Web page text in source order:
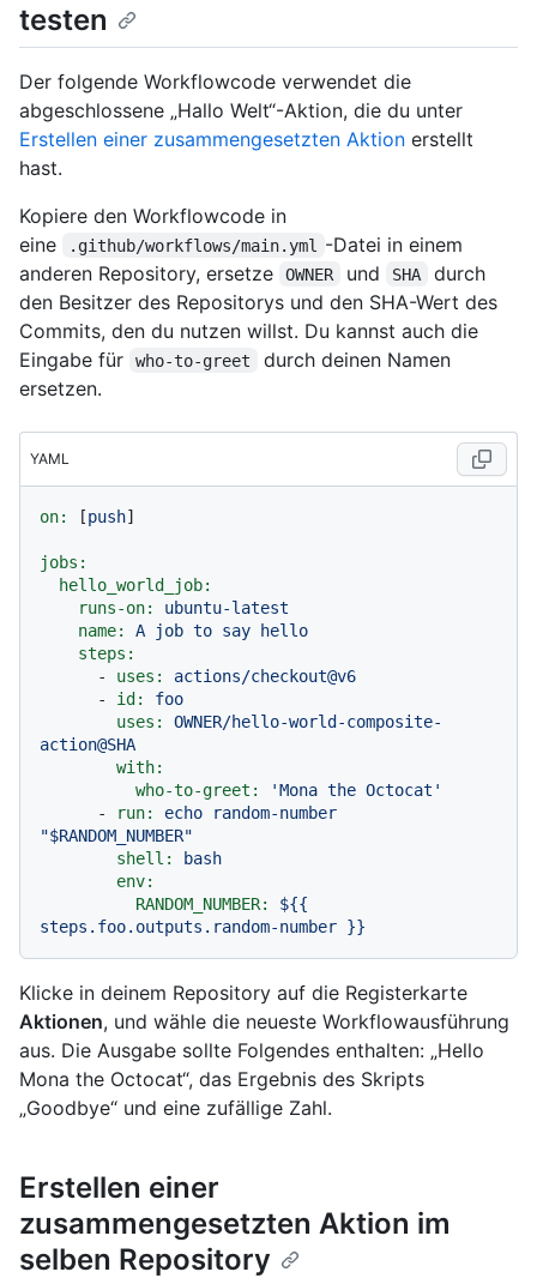
testen
Der folgende Workflowcode verwendet die
abgeschlossene „Hallo Welt“-Aktion, die du unter
Erstellen einer zusammengesetzten Aktion erstellt
hast.
Kopiere den Workflowcode in
eine
.github/workflows/main.yml
-Datei in einem
anderen Repository, ersetze
OWNER und SHA
durch
den Besitzer des Repositorys und den SHA-Wert des
Commits, den du nutzen willst. Du kannst auch die
Eingabe für
who-to-greet
durch deinen Namen
ersetzen.
YAML
on: [push]
jobs:
hello_world_job:
runs-on:
ubuntu-latest
name:
A job to say
hello
steps:
-
uses:
actions/checkout@v6
-
id:
foo
uses:
OWNER/hello-world-composite-
action@SHA
with:
who-to-greet:
'Mona the Octocat'
-
run: echo
random-number
"$RANDOM_NUMBER"
shell:
bash
env:
RANDOM_NUMBER:
${{
steps.foo.outputs.random-number }}
Klicke in deinem Repository auf die Registerkarte
Aktionen, und wähle die neueste Workflowausführung
aus. Die Ausgabe sollte Folgendes enthalten: „Hello
Mona the Octocat“, das Ergebnis des Skripts
„Goodbye“ und eine zufällige Zahl.
Erstellen einer
zusammengesetzten Aktion im
selben Repository